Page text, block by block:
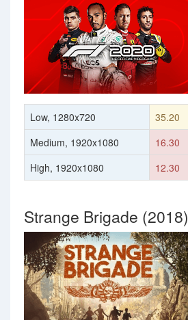
Low, 1280x720
35.20
Medium, 1920x1080
16.30
High, 1920x1080
12.30
Strange Brigade (2018)